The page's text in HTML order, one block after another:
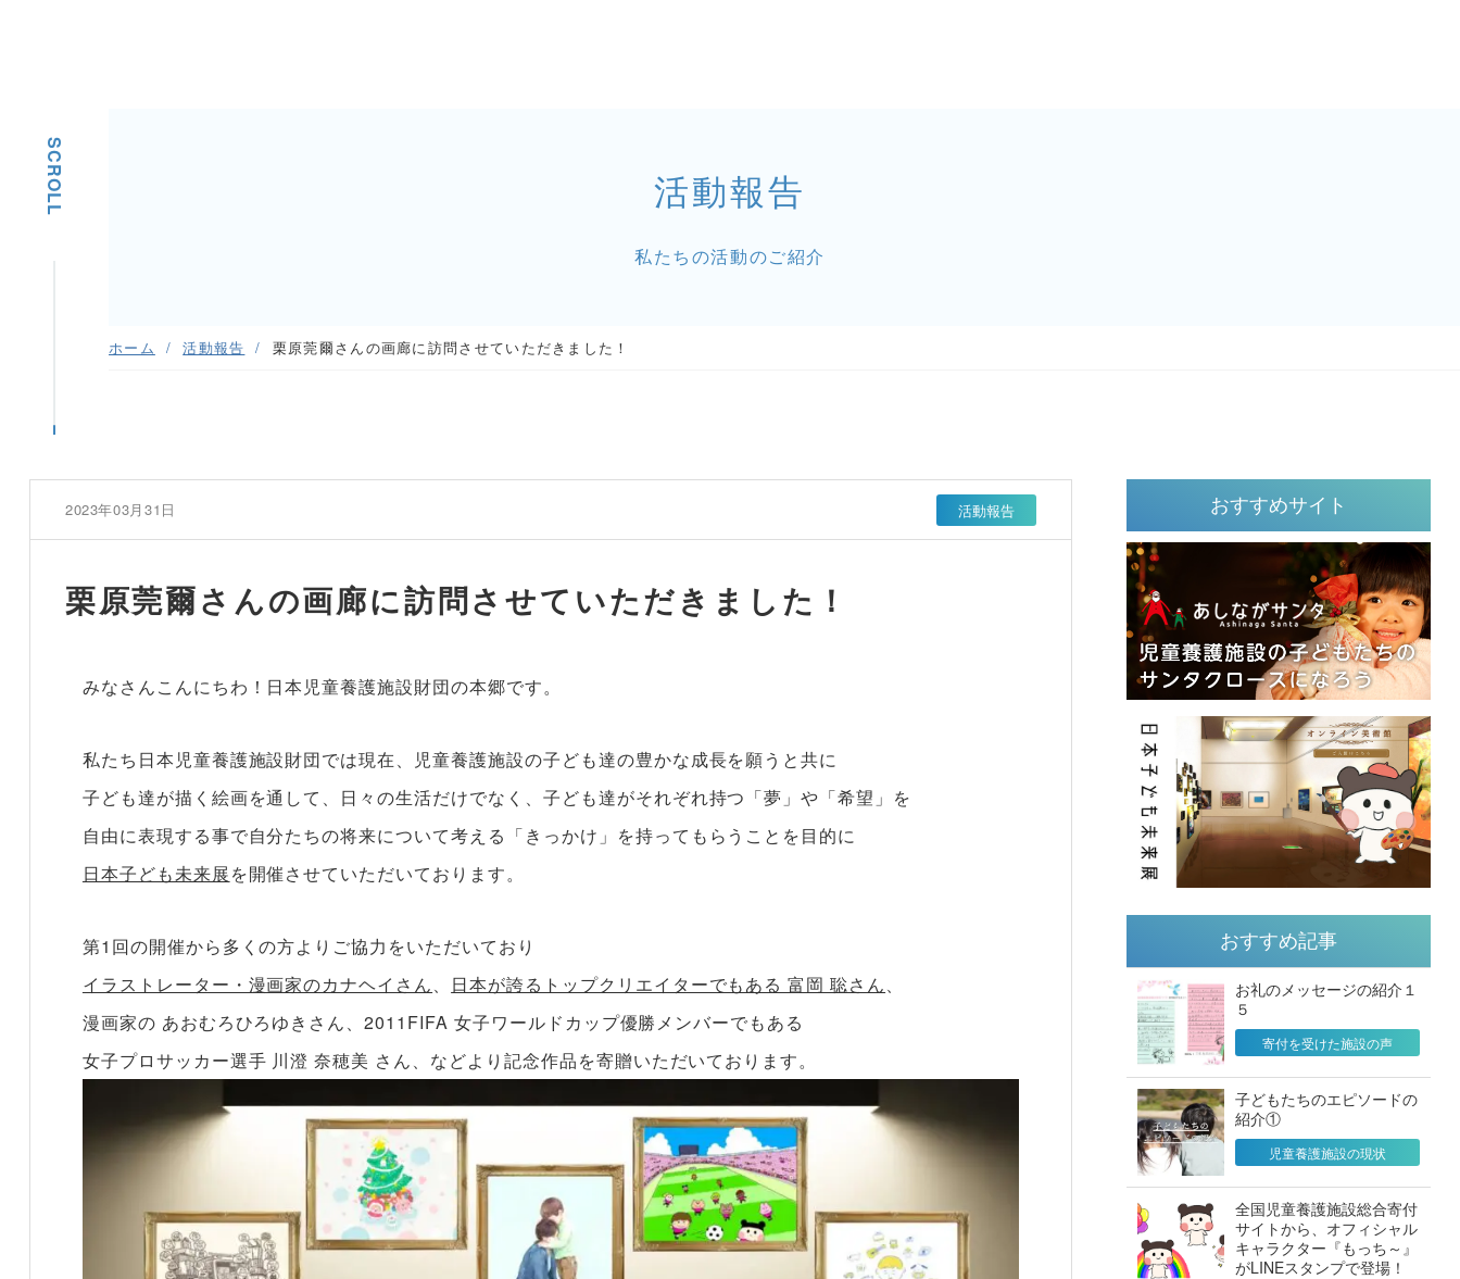
SCROLL 活動報告
私たちの活動のご紹介
ホーム 活動報告 栗原莞爾さんの画廊に訪問させていただきました！
2023年03月31日 活動報告
栗原莞爾さんの画廊に訪問させていただきました！
みなさんこんにちわ！日本児童養護施設財団の本郷です。
私たち日本児童養護施設財団では現在、児童養護施設の子ども達の豊かな成長を願うと共に
子ども達が描く絵画を通して、日々の生活だけでなく、子ども達がそれぞれ持つ「夢」や「希望」を
自由に表現する事で自分たちの将来について考える「きっかけ」を持ってもらうことを目的に
日本子ども未来展を開催させていただいております。
第1回の開催から多くの方よりご協力をいただいており
イラストレーター・漫画家のカナヘイさん、 日本が誇るトップクリエイターでもある 富岡 聡さん、
漫画家の あおむろひろゆきさん、2011FIFA 女子ワールドカップ優勝メンバーでもある
女子プロサッカー選手 川澄 奈穂美 さん、などより記念作品を寄贈いただいております。
おすすめサイト
おすすめ記事
お礼のメッセージの紹介１
５
寄付を受けた施設の声
子どもたちのエピソードの
紹介①
児童養護施設の現状
全国児童養護施設総合寄付
サイトから、オフィシャル
キャラクター『もっち～』
がLINEスタンプで登場！